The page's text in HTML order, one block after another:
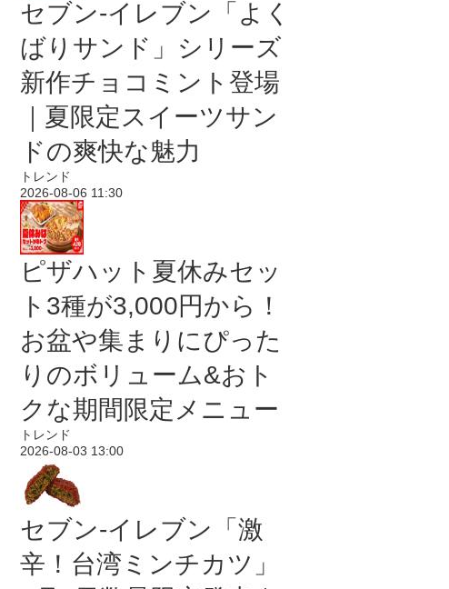
セブン‐イレブン「よく
ばりサンド」シリーズ
新作チョコミント登場
｜夏限定スイーツサン
ドの爽快な魅力
トレンド
2026-08-06 11:30
ピザハット夏休みセッ
ト3種が3,000円から！
お盆や集まりにぴった
りのボリューム&おト
クな期間限定メニュー
トレンド
2026-08-03 13:00
セブン-イレブン「激
辛！台湾ミンチカツ」